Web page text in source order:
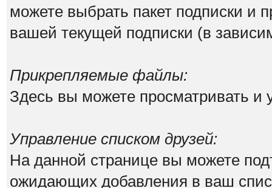
можете выбрать пакет подписки и
вашей текущей подписки (в
Прикрепляемые файлы:
Здесь вы можете просматривать
Управление списком друзей:
На данной странице вы можете
ожидающих добавления в ваш